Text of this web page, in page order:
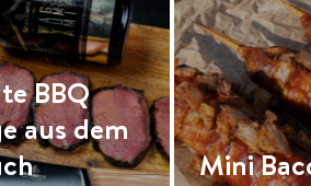
Sticks